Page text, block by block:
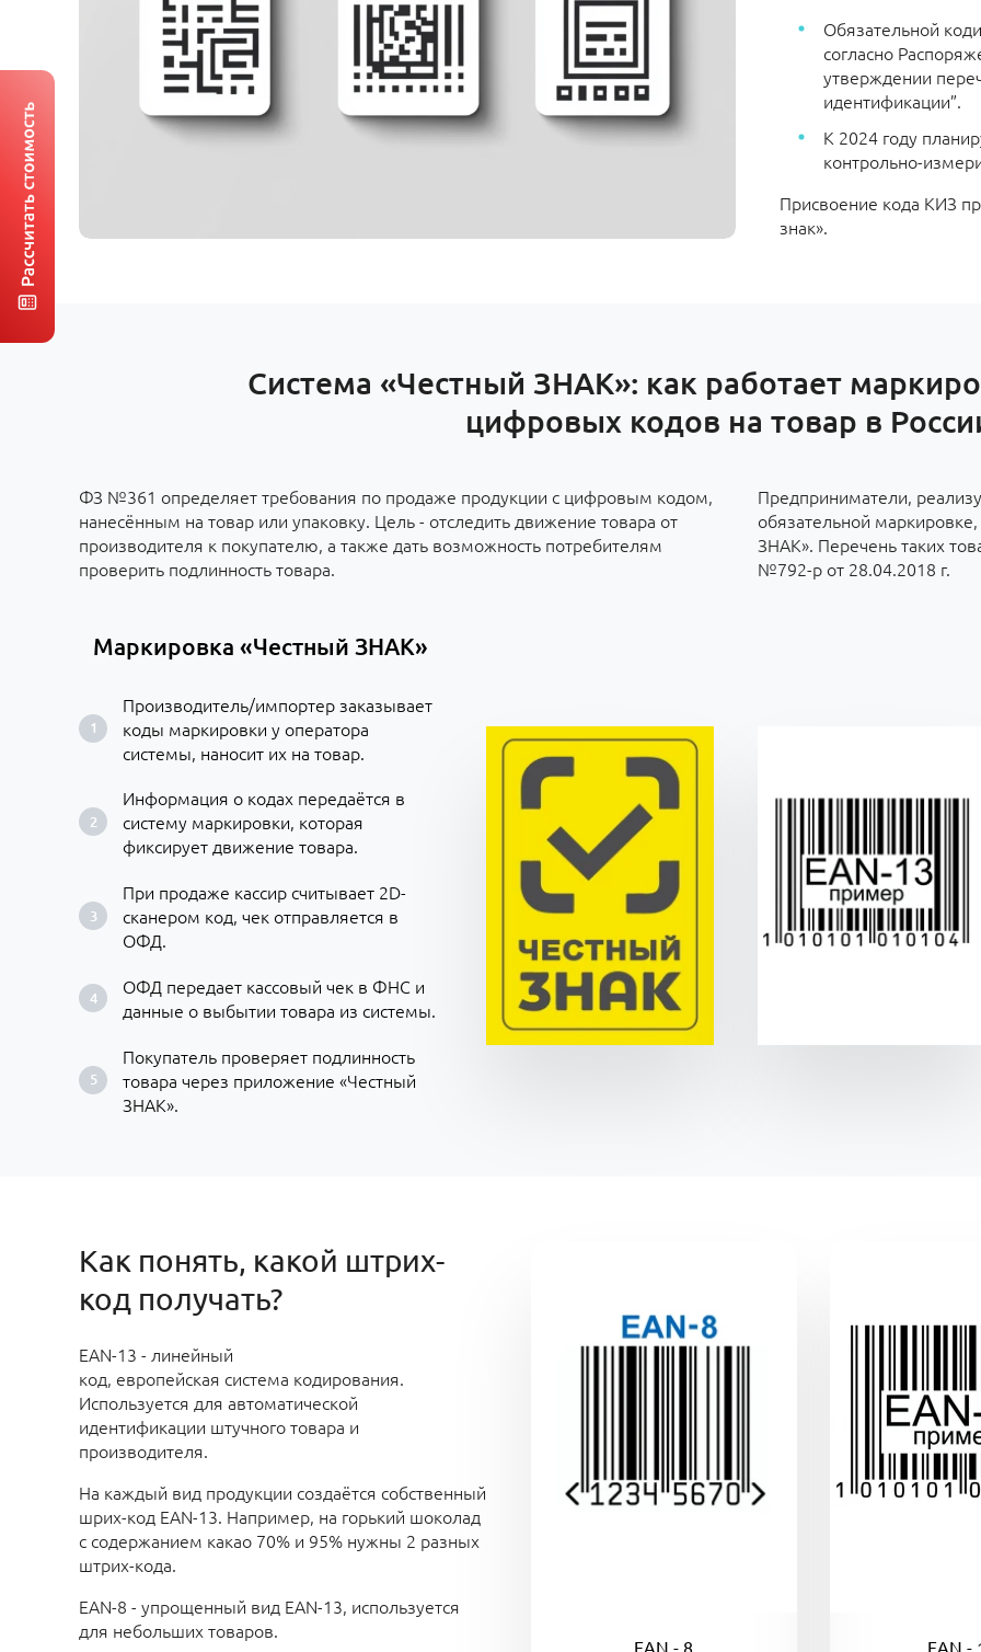
Обязательной
согласно
утверждении
идентификации”.
К 2024 году
контрольно-
Присвоение кода КИЗ
знак».
Система «Честный ЗНАК»: как работает
цифровых кодов на товар в
ФЗ №361 определяет требования по продаже продукции с цифровым кодом,
нанесённым на товар или упаковку. Цель - отследить движение товара от
производителя к покупателю, а также дать возможность потребителям
проверить подлинность товара.
Предприниматели,
обязательной
ЗНАК». Перечень таких
№792-р от 28.04.2018 г.
Маркировка «Честный ЗНАК»
Производитель/импортер заказывает
коды маркировки у оператора
системы, наносит их на товар.
Информация о кодах передаётся в
систему маркировки, которая
фиксирует движение товара.
При продаже кассир считывает 2D-
сканером код, чек отправляется в
ОФД.
ОФД передает кассовый чек в ФНС и
данные о выбытии товара из системы.
Покупатель проверяет подлинность
товара через приложение «Честный
ЗНАК».
Как понять, какой штрих-
код получать?
EAN-13 - линейный
код, европейская система кодирования.
Используется для автоматической
идентификации штучного товара и
производителя.
На каждый вид продукции создаётся собственный
шрих-код EAN-13. Например, на горький шоколад
с содержанием какао 70% и 95% нужны 2 разных
штрих-кода.
EAN-8 - упрощенный вид EAN-13, используется
для небольших товаров.
EAN - 8 EAN -